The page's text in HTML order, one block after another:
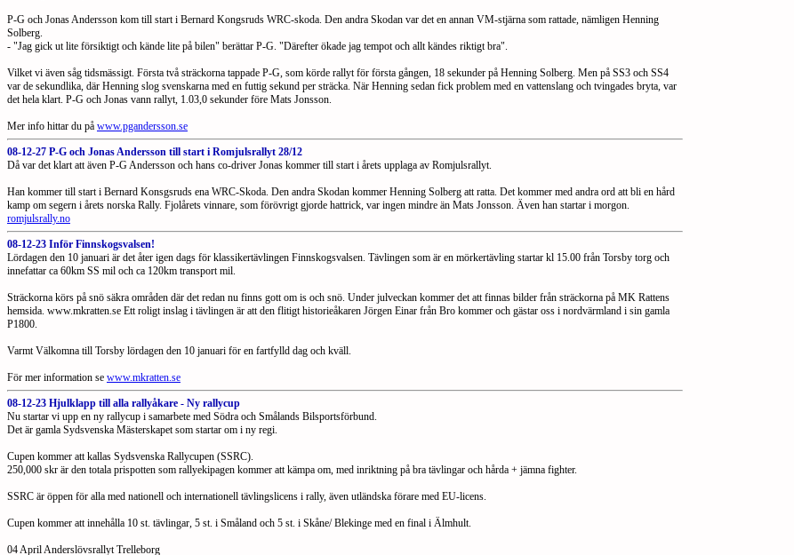
P-G och Jonas Andersson kom till start i Bernard Kongsruds WRC-skoda. Den andra Skodan var det en annan VM-stjärna som rattade, nämligen Henning
Solberg.
- "Jag gick ut lite försiktigt och kände lite på bilen" berättar P-G. "Därefter ökade jag tempot och allt kändes riktigt bra".
Vilket vi även såg tidsmässigt. Första två sträckorna tappade P-G, som körde rallyt för första gången, 18 sekunder på Henning Solberg. Men på SS3 och SS4
var de sekundlika, där Henning slog svenskarna med en futtig sekund per sträcka. När Henning sedan fick problem med en vattenslang och tvingades bryta, var
det hela klart. P-G och Jonas vann rallyt, 1.03,0 sekunder före Mats Jonsson.
Mer info hittar du på www.pgandersson.se
08-12-27 P-G och Jonas Andersson till start i Romjulsrallyt 28/12
Då var det klart att även P-G Andersson och hans co-driver Jonas kommer till start i årets upplaga av Romjulsrallyt.
Han kommer till start i Bernard Konsgsruds ena WRC-Skoda. Den andra Skodan kommer Henning Solberg att ratta. Det kommer med andra ord att bli en hård
kamp om segern i årets norska Rally. Fjolårets vinnare, som förövrigt gjorde hattrick, var ingen mindre än Mats Jonsson. Även han startar i morgon.
romjulsrally.no
08-12-23 Inför Finnskogsvalsen!
Lördagen den 10 januari är det åter igen dags för klassikertävlingen Finnskogsvalsen. Tävlingen som är en mörkertävling startar kl 15.00 från Torsby torg och
innefattar ca 60km SS mil och ca 120km transport mil.
Sträckorna körs på snö säkra områden där det redan nu finns gott om is och snö. Under julveckan kommer det att finnas bilder från sträckorna på MK Rattens
hemsida. www.mkratten.se Ett roligt inslag i tävlingen är att den flitigt historieåkaren Jörgen Einar från Bro kommer och gästar oss i nordvärmland i sin gamla
P1800.
Varmt Välkomna till Torsby lördagen den 10 januari för en fartfylld dag och kväll.
För mer information se www.mkratten.se
08-12-23 Hjulklapp till alla rallyåkare - Ny rallycup
Nu startar vi upp en ny rallycup i samarbete med Södra och Smålands Bilsportsförbund.
Det är gamla Sydsvenska Mästerskapet som startar om i ny regi.
Cupen kommer att kallas Sydsvenska Rallycupen (SSRC).
250,000 skr är den totala prispotten som rallyekipagen kommer att kämpa om, med inriktning på bra tävlingar och hårda + jämna fighter.
SSRC är öppen för alla med nationell och internationell tävlingslicens i rally, även utländska förare med EU-licens.
Cupen kommer att innehålla 10 st. tävlingar, 5 st. i Småland och 5 st. i Skåne/ Blekinge med en final i Älmhult.
04 April Anderslövsrallyt Trelleborg